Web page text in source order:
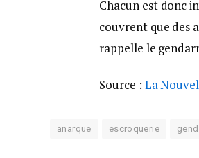
Chacun est donc
couvrent que des
rappelle le
Source : La
anarque escroquerie